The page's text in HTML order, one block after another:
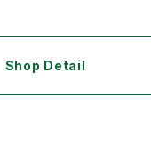
Shop Detail